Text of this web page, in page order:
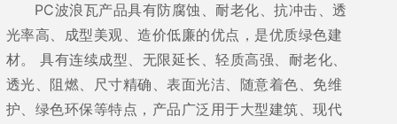
PC波浪瓦产品具有防腐蚀、耐老化、抗冲击、透
光率高、成型美观、造价低廉的优点，是优质绿色建
材。 具有连续成型、无限延长、轻质高强、耐老化、
透光、阻燃、尺寸精确、表面光洁、随意着色、免维
护、绿色环保等特点，产品广泛用于大型建筑、现代